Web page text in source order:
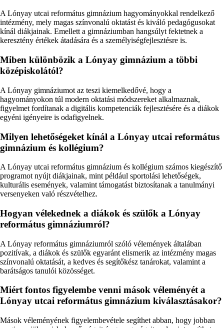
A Lónyay utcai református gimnázium hagyományokkal rendelkező
intézmény, mely magas színvonalú oktatást és kiváló pedagógusokat
kínál diákjainak. Emellett a gimnáziumban hangsúlyt fektetnek a
keresztény értékek átadására és a személyiségfejlesztésre is.
Miben különbözik a Lónyay gimnázium a többi
középiskolától?
A Lónyay gimnáziumot az teszi kiemelkedővé, hogy a
hagyományokon túl modern oktatási módszereket alkalmaznak,
figyelmet fordítanak a digitális kompetenciák fejlesztésére és a diákok
egyéni igényeire is odafigyelnek.
Milyen lehetőségeket kínál a Lónyay utcai református
gimnázium és kollégium?
A Lónyay utcai református gimnázium és kollégium számos kiegészítő
programot nyújt diákjainak, mint például sportolási lehetőségek,
kulturális események, valamint támogatást biztosítanak a tanulmányi
versenyeken való részvételhez.
Hogyan vélekednek a diákok és szülők a Lónyay
református gimnáziumról?
A Lónyay református gimnáziumról szóló vélemények általában
pozitívak, a diákok és szülők egyaránt elismerik az intézmény magas
színvonalú oktatását, a kedves és segítőkész tanárokat, valamint a
barátságos tanulói közösséget.
Miért fontos figyelembe venni mások véleményét a
Lónyay utcai református gimnázium kiválasztásakor?
Mások véleményének figyelembevétele segíthet abban, hogy jobban